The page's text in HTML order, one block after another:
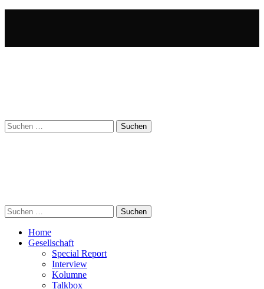
Suchen
nach:
Suchen
nach:
Home
Gesellschaft
Special Report
Interview
Kolumne
Talkbox